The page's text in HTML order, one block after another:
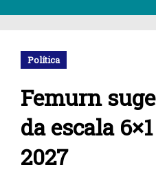
Política
Femurn
da escala
2027